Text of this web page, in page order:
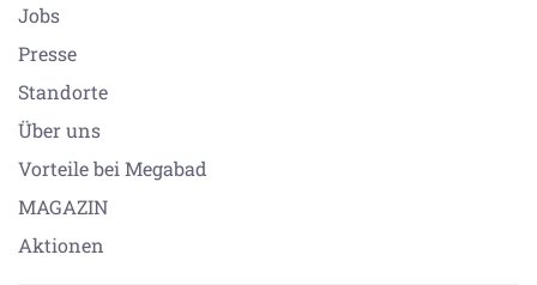
Jobs
Presse
Standorte
Über uns
Vorteile bei Megabad
MAGAZIN
Aktionen